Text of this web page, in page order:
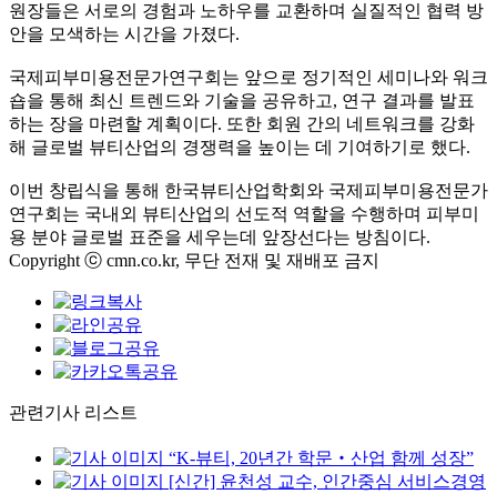
원장들은 서로의 경험과 노하우를 교환하며 실질적인 협력 방
안을 모색하는 시간을 가졌다.
국제피부미용전문가연구회는 앞으로 정기적인 세미나와 워크
숍을 통해 최신 트렌드와 기술을 공유하고, 연구 결과를 발표
하는 장을 마련할 계획이다. 또한 회원 간의 네트워크를 강화
해 글로벌 뷰티산업의 경쟁력을 높이는 데 기여하기로 했다.
이번 창립식을 통해 한국뷰티산업학회와 국제피부미용전문가
연구회는 국내외 뷰티산업의 선도적 역할을 수행하며 피부미
용 분야 글로벌 표준을 세우는데 앞장선다는 방침이다.
Copyright ⓒ cmn.co.kr, 무단 전재 및 재배포 금지
관련기사 리스트
“K-뷰티, 20년간 학문‧산업 함께 성장”
[신간] 윤천성 교수, 인간중심 서비스경영